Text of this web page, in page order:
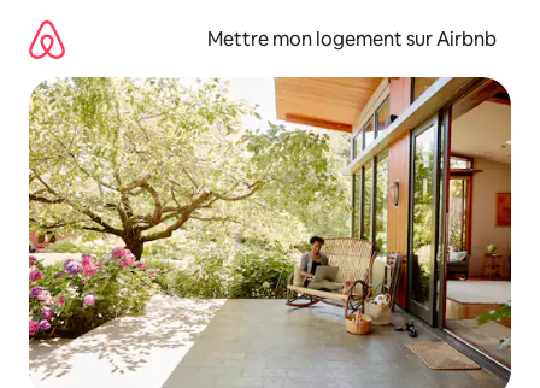
directement
contenu
Mettre mon logement sur Airbnb